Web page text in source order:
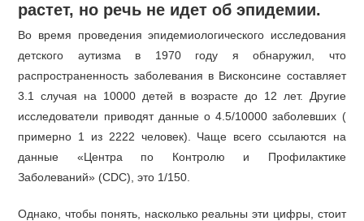
растет, но речь не идет об эпидемии.
Во время проведения эпидемиологического исследования
детского аутизма в 1970 году я обнаружил, что
распространенность заболевания в Висконсине составляет
3.1 случая на 10000 детей в возрасте до 12 лет. Другие
исследователи приводят данные о 4.5/10000 заболевших (
примерно 1 из 2222 человек). Чаще всего ссылаются на
данные «Центра по Контролю и Профилактике
Заболеваний» (CDC), это 1/150.
Однако, чтобы понять, насколько реальны эти цифры, стоит